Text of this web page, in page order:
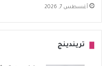
أغسطس 7, 2026
تريندينج